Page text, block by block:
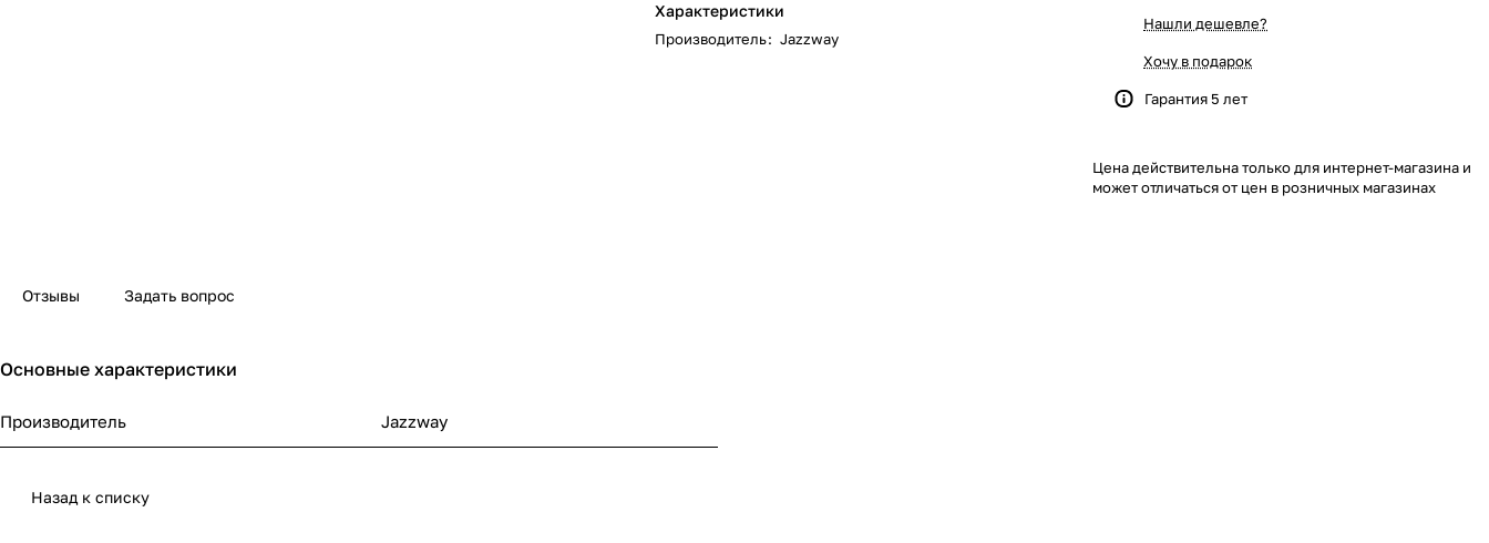
Характеристики
Производитель: Jazzway
Нашли дешевле?
Хочу в подарок
Гарантия 5 лет
Цена действительна только для интернет-магазина и
может отличаться от цен в розничных магазинах
Отзывы Задать вопрос
Основные характеристики
Производитель Jazzway
Назад к списку